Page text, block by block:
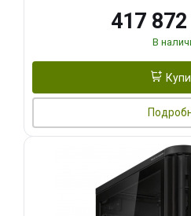
417
В